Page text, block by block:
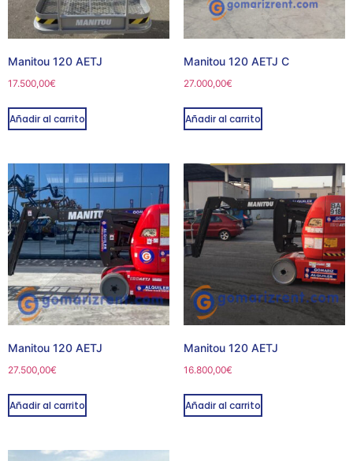
Manitou 120 AETJ
17.500,00€
Añadir al carrito
Manitou 120 AETJ C
27.000,00€
Añadir al carrito
Manitou 120 AETJ
27.500,00€
Añadir al carrito
Manitou 120 AETJ
16.800,00€
Añadir al carrito